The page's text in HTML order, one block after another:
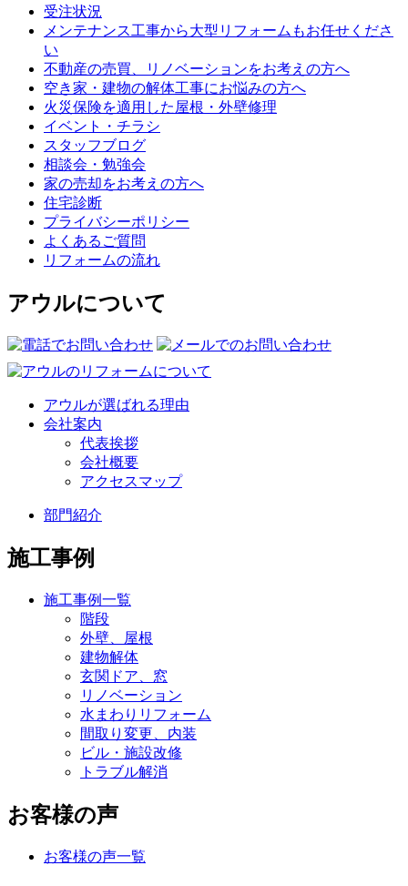
受注状況
メンテナンス工事から大型リフォームもお任せくださ
い
不動産の売買、リノベーションをお考えの方へ
空き家・建物の解体工事にお悩みの方へ
火災保険を適用した屋根・外壁修理
イベント・チラシ
スタッフブログ
相談会・勉強会
家の売却をお考えの方へ
住宅診断
プライバシーポリシー
よくあるご質問
リフォームの流れ
アウルについて
アウルが選ばれる理由
会社案内
代表挨拶
会社概要
アクセスマップ
部門紹介
施工事例
施工事例一覧
階段
外壁、屋根
建物解体
玄関ドア、窓
リノベーション
水まわりリフォーム
間取り変更、内装
ビル・施設改修
トラブル解消
お客様の声
お客様の声一覧